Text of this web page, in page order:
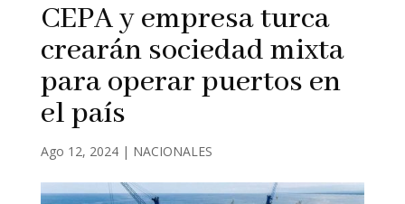
CEPA y empresa turca
crearán sociedad mixta
para operar puertos en
el país
Ago 12, 2024| NACIONALES